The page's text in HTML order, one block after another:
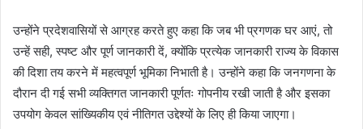
उन्होंने प्रदेशवासियों से आग्रह करते हुए कहा कि जब भी प्रगणक घर आएं, तो
उन्हें सही, स्पष्ट और पूर्ण जानकारी दें, क्योंकि प्रत्येक जानकारी राज्य के विकास
की दिशा तय करने में महत्वपूर्ण भूमिका निभाती है। उन्होंने कहा कि जनगणना के
दौरान दी गई सभी व्यक्तिगत जानकारी पूर्णतः गोपनीय रखी जाती है और इसका
उपयोग केवल सांख्यिकीय एवं नीतिगत उद्देश्यों के लिए ही किया जाएगा।